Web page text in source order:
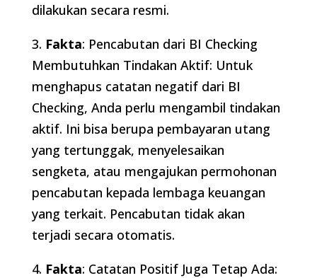
dilakukan secara resmi.
3. Fakta: Pencabutan dari BI Checking
Membutuhkan Tindakan Aktif: Untuk
menghapus catatan negatif dari BI
Checking, Anda perlu mengambil tindakan
aktif. Ini bisa berupa pembayaran utang
yang tertunggak, menyelesaikan
sengketa, atau mengajukan permohonan
pencabutan kepada lembaga keuangan
yang terkait. Pencabutan tidak akan
terjadi secara otomatis.
4. Fakta: Catatan Positif Juga Tetap Ada: